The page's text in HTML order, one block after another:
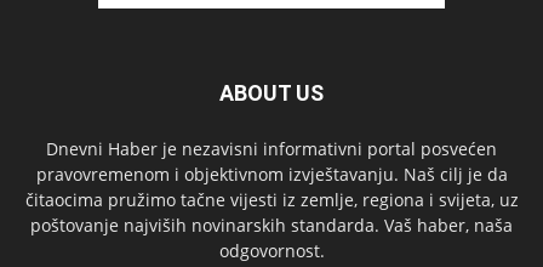
ABOUT US
Dnevni Haber je nezavisni informativni portal posvećen
pravovremenom i objektivnom izvještavanju. Naš cilj je da
čitaocima pružimo tačne vijesti iz zemlje, regiona i svijeta, uz
poštovanje najviših novinarskih standarda. Vaš haber, naša
odgovornost.